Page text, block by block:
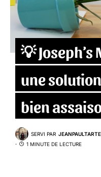
💡
une
bien
SERVI PAR JEANPAULTARTE
1 MINUTE DE LECTURE